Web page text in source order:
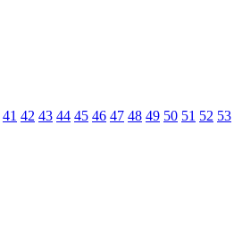
41 42 43 44 45 46 47 48 49 50 51 52 53